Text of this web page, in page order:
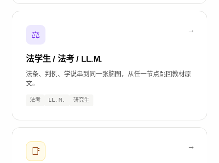
⚖️
法学生 / 法考 / LL.M.
法条、判例、学说串到同一张脑图，从任一节点跳回教材原
文。
法考 LL.M. 研究生
📑